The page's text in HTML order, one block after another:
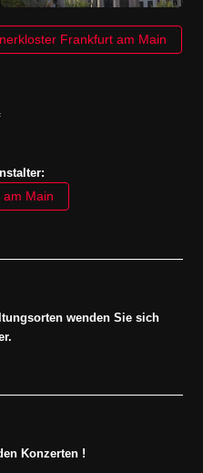
Frankfurt am Main
am Main
wenden Sie sich
Konzerten !